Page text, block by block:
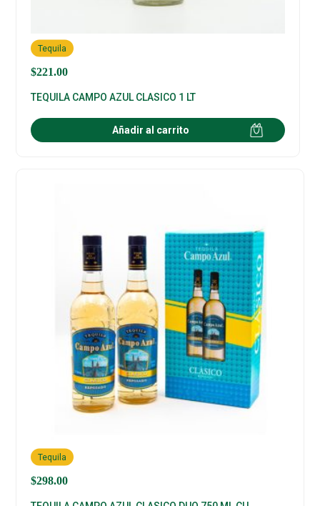
$221.00
Tequila
TEQUILA CAMPO AZUL CLASICO 1 LT
Añadir al carrito
$298.00
Tequila